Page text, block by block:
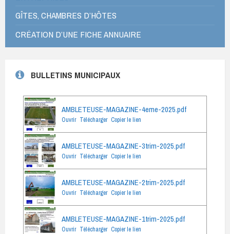
GÎTES, CHAMBRES D’HÔTES
CRÉATION D’UNE FICHE ANNUAIRE
BULLETINS MUNICIPAUX
AMBLETEUSE-MAGAZINE-4eme-2025.pdf
Ouvrir Télécharger Copier le lien
AMBLETEUSE-MAGAZINE-3trim-2025.pdf
Ouvrir Télécharger Copier le lien
AMBLETEUSE-MAGAZINE-2trim-2025.pdf
Ouvrir Télécharger Copier le lien
AMBLETEUSE-MAGAZINE-1trim-2025.pdf
Ouvrir Télécharger Copier le lien